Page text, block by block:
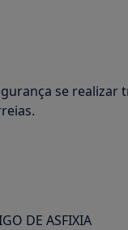
se
DE ASFIXIA